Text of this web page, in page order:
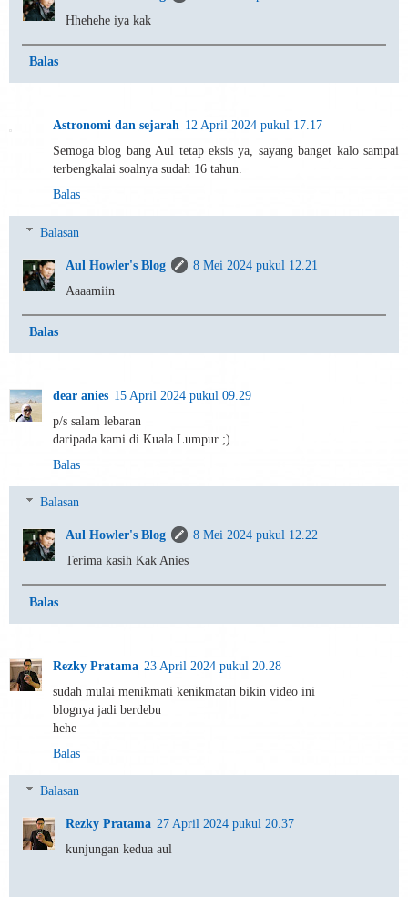
Hhehehe iya kak
Balas
Astronomi dan sejarah 12 April 2024 pukul 17.17
Semoga blog bang Aul tetap eksis ya, sayang banget kalo sampai
terbengkalai soalnya sudah 16 tahun.
Balas
Balasan
Aul Howler's Blog
8 Mei 2024 pukul 12.21
Aaaamiin
Balas
dear anies 15 April 2024 pukul 09.29
p/s salam lebaran
daripada kami di Kuala Lumpur ;)
Balas
Balasan
Aul Howler's Blog
8 Mei 2024 pukul 12.22
Terima kasih Kak Anies
Balas
Rezky Pratama 23 April 2024 pukul 20.28
sudah mulai menikmati kenikmatan bikin video ini
blognya jadi berdebu
hehe
Balas
Balasan
Rezky Pratama 27 April 2024 pukul 20.37
kunjungan kedua aul